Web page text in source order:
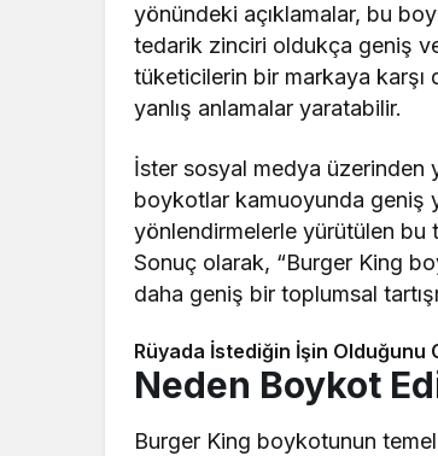
yönündeki açıklamalar, bu
tedarik zinciri oldukça geniş
tüketicilerin bir markaya
yanlış anlamalar yaratabilir.
İster sosyal medya üzerinden
boykotlar kamuoyunda geniş
yönlendirmelerle yürütülen bu
Sonuç olarak, “Burger King
daha geniş bir toplumsal
Rüyada İstediğin İşin Olduğunu
Neden Boykot
Burger King boykotunun